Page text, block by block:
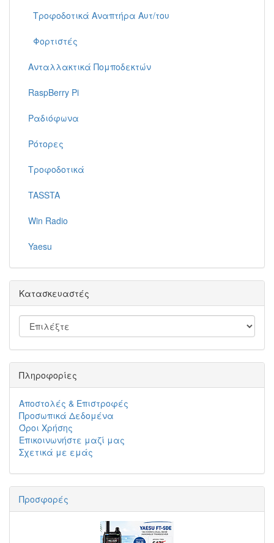
Τροφοδοτικά Αναπτήρα Αυτ/του
Φορτιστές
Ανταλλακτικά Πομποδεκτών
RaspBerry Pi
Ραδιόφωνα
Ρότορες
Τροφοδοτικά
TASSTA
Win Radio
Yaesu
Κατασκευαστές
Πληροφορίες
Αποστολές & Επιστροφές
Προσωπικά Δεδομένα
Όροι Χρήσης
Επικοινωνήστε μαζί μας
Σχετικά με εμάς
Προσφορές